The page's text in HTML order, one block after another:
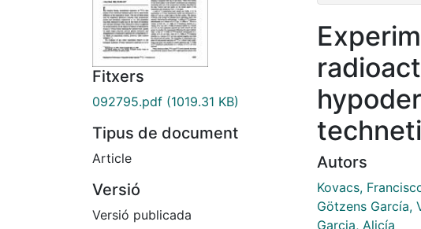
Fitxers
092795.pdf (1019.31 KB)
Tipus de document
Article
Versió
Versió publicada
Autors
Kovacs,
Götzens García,
Garcia, Alicía